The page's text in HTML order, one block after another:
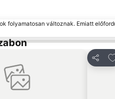
folyamatosan változnak. Emiatt
a kedvencekhez